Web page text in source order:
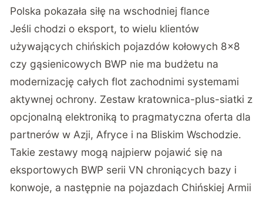
Polska pokazała siłę na wschodniej flance
Jeśli chodzi o eksport, to wielu klientów
używających chińskich pojazdów kołowych 8×8
czy gąsienicowych BWP nie ma budżetu na
modernizację całych flot zachodnimi systemami
aktywnej ochrony. Zestaw kratownica-plus-siatki z
opcjonalną elektroniką to pragmatyczna oferta dla
partnerów w Azji, Afryce i na Bliskim Wschodzie.
Takie zestawy mogą najpierw pojawić się na
eksportowych BWP serii VN chroniących bazy i
konwoje, a następnie na pojazdach Chińskiej Armii